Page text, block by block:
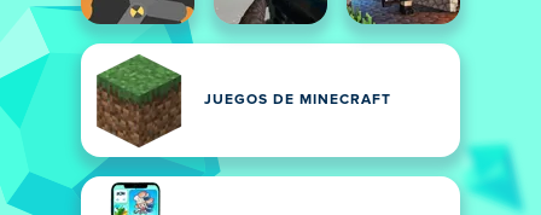
JUEGOS DE MINECRAFT